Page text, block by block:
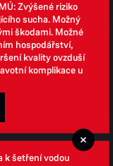
Zvýšené riziko
sucha. Možný
škodami. Možné
hospodářství,
kvality ovzduší
komplikace u
k šetření vodou